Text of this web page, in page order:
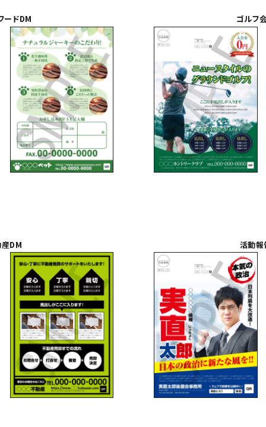
ードDM ゴルフ
DM 活動